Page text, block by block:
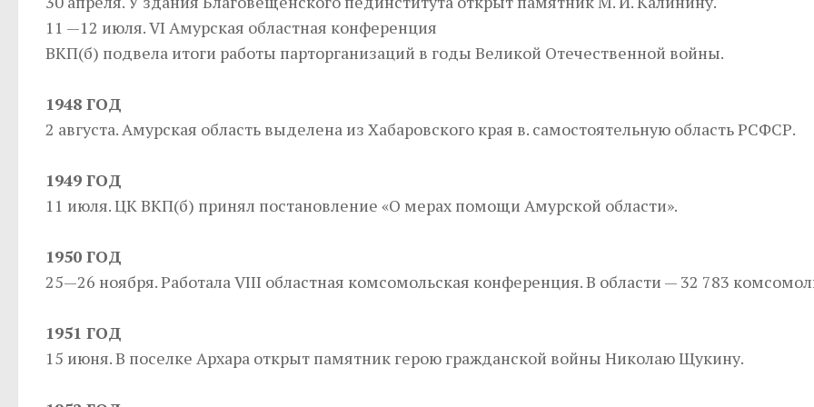
11 —12 июля. VI Амурская областная конференция
ВКП(б) подвела итоги работы парторганизаций в годы Великой Отечественной войны.
1948 ГОД
2 августа. Амурская область выделена из Хабаровского края в. самостоятельную область РСФСР.
1949 ГОД
11 июля. ЦК ВКП(б) принял постановление «О мерах помощи Амурской области».
1950 ГОД
25—26 ноября. Работала VIII областная комсомольская конференция. В области — 32 783
1951 ГОД
15 июня. В поселке Архара открыт памятник герою гражданской войны Николаю Щукину.